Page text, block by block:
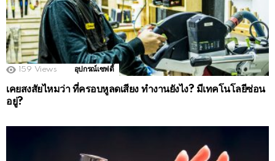
159 Views อุปกรณ์เซฟตี้
เคยสงสัยไหมว่า ที่ครอบหูลดเสียง ทำงานยังไง? มีเทคโนโลยีซ่อน
อยู่?